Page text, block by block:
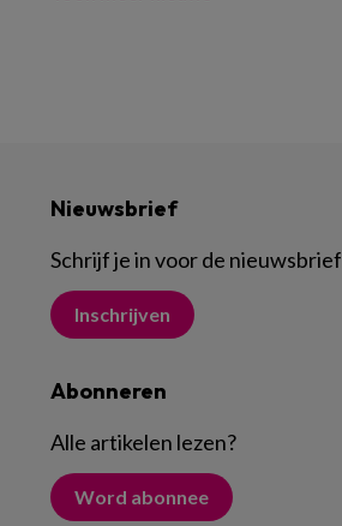
Nieuwsbrief
Schrijf je in voor de nieuwsbrief
Inschrijven
Abonneren
Alle artikelen lezen?
Word abonnee